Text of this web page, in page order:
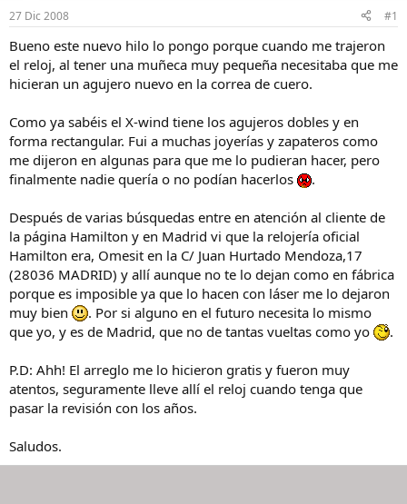
d
e
l
h
i
o
i
c
i
o
27 Dic 2008 #1
Bueno este nuevo hilo lo pongo porque cuando me trajeron
el reloj, al tener una muñeca muy pequeña necesitaba que me
hicieran un agujero nuevo en la correa de cuero.
Como ya sabéis el X-wind tiene los agujeros dobles y en
forma rectangular. Fui a muchas joyerías y zapateros como
me dijeron en algunas para que me lo pudieran hacer, pero
finalmente nadie quería o no podían hacerlos
.
Después de varias búsquedas entre en atención al cliente de
la página Hamilton y en Madrid vi que la relojería oficial
Hamilton era, Omesit en la C/ Juan Hurtado Mendoza,17
(28036 MADRID) y allí aunque no te lo dejan como en fábrica
porque es imposible ya que lo hacen con láser me lo dejaron
muy bien
. Por si alguno en el futuro necesita lo mismo
que yo, y es de Madrid, que no de tantas vueltas como yo
.
P.D: Ahh! El arreglo me lo hicieron gratis y fueron muy
atentos, seguramente lleve allí el reloj cuando tenga que
pasar la revisión con los años.
Saludos.